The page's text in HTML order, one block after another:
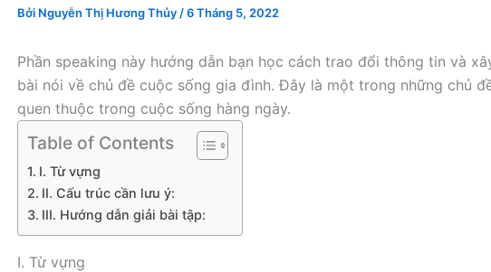
Bởi Nguyễn Thị Hương Thủy /6 Tháng 5, 2022
Phần speaking này hướng dẫn bạn học cách trao đổi thông tin và
bài nói về chủ đề cuộc sống gia đình. Đây là một trong những chủ
quen thuộc trong cuộc sống hàng ngày.
Table of Contents
I. Từ vựng
II. Cấu trúc cần lưu ý:
III. Hướng dẫn giải bài tập:
I. Từ vựng